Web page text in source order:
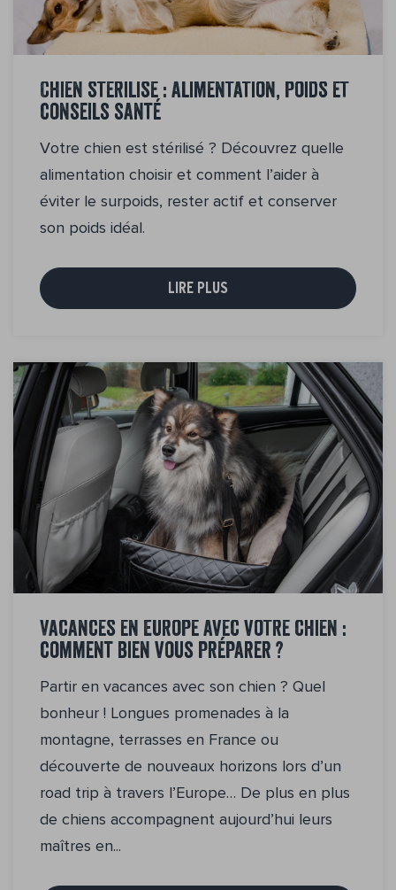
Chien stérilisé : alimentation, poids et
conseils santé
Votre chien est stérilisé ? Découvrez quelle
alimentation choisir et comment l’aider à
éviter le surpoids, rester actif et conserver
son poids idéal.
LIRE PLUS
Vacances en Europe avec votre chien :
comment bien vous préparer ?
Partir en vacances avec son chien ? Quel
bonheur ! Longues promenades à la
montagne, terrasses en France ou
découverte de nouveaux horizons lors d’un
road trip à travers l’Europe… De plus en plus
de chiens accompagnent aujourd’hui leurs
maîtres en...